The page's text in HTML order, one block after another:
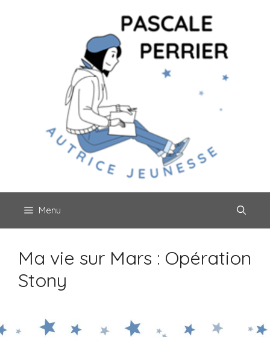
Menu
Ma vie sur Mars : Opération
Stony